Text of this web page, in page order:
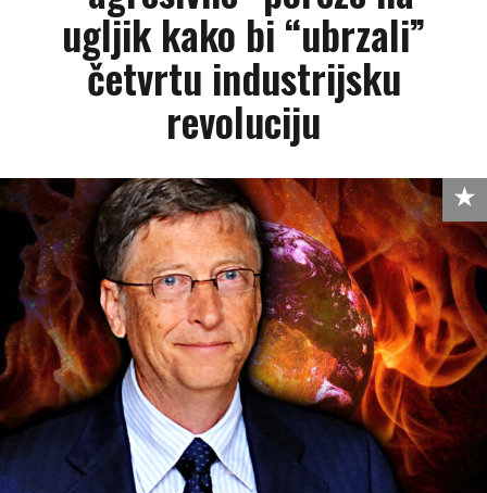
ugljik kako bi “ubrzali”
četvrtu industrijsku
revoluciju